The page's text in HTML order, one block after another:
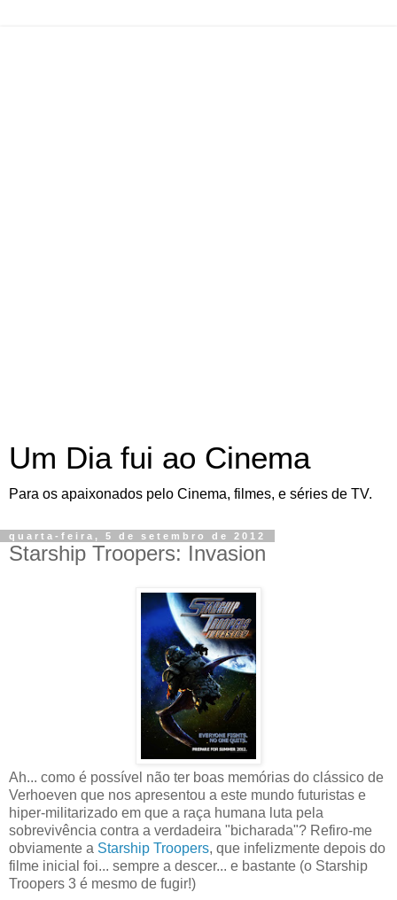
Um Dia fui ao Cinema
Para os apaixonados pelo Cinema, filmes, e séries de TV.
quarta-feira, 5 de setembro de 2012
Starship Troopers: Invasion
Ah... como é possível não ter boas memórias do clássico de
Verhoeven que nos apresentou a este mundo futuristas e
hiper-militarizado em que a raça humana luta pela
sobrevivência contra a verdadeira "bicharada"? Refiro-me
obviamente a Starship Troopers, que infelizmente depois do
filme inicial foi... sempre a descer... e bastante (o Starship
Troopers 3 é mesmo de fugir!)